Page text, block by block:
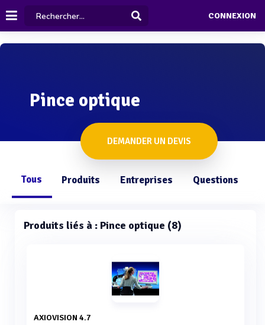
CONNEXION
Pince optique
DEMANDER UN DEVIS
Tous Produits Entreprises Questions
Produits liés à : Pince optique (8)
AXIOVISION 4.7